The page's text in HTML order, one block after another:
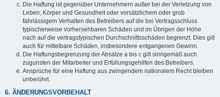
Die Haftung ist gegenüber Unternehmern außer bei der Verletzung von
Leben, Körper und Gesundheit oder vorsätzlichem oder grob
fahrlässigem Verhalten des Betreibers auf die bei Vertragsschluss
typischerweise vorhersehbaren Schäden und im Übrigen der Höhe
nach auf die vertragstypischen Durchschnittsschäden begrenzt. Dies gilt
auch für mittelbare Schäden, insbesondere entgangenen Gewinn.
Die Haftungsbegrenzung der Absätze a bis c gilt sinngemäß auch
zugunsten der Mitarbeiter und Erfüllungsgehilfen des Betreibers.
Ansprüche für eine Haftung aus zwingendem nationalem Recht bleiben
unberührt.
6. ÄNDERUNGSVORBEHALT